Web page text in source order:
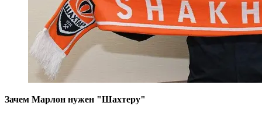
Зачем Марлон нужен "Шахтеру"